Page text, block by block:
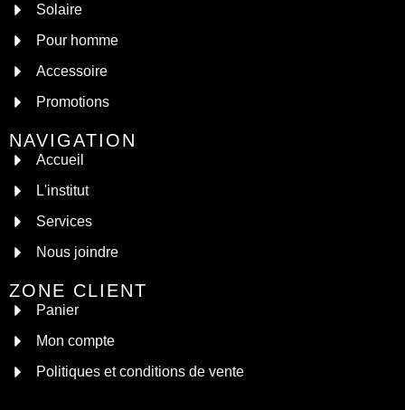
Solaire
Pour homme
Accessoire
Promotions
NAVIGATION
Accueil
L'institut
Services
Nous joindre
ZONE CLIENT
Panier
Mon compte
Politiques et conditions de vente